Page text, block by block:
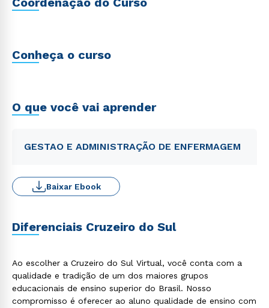
Conheça o curso
O que você vai aprender
GESTAO E ADMINISTRAÇÃO DE ENFERMAGEM
Baixar Ebook
Diferenciais Cruzeiro do Sul
Ao escolher a Cruzeiro do Sul Virtual, você conta com a
qualidade e tradição de um dos maiores grupos
educacionais de ensino superior do Brasil. Nosso
compromisso é oferecer ao aluno qualidade de ensino com